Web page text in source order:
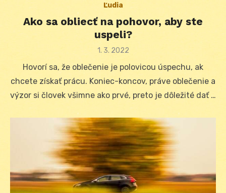
Ľudia
Ako sa obliecť na pohovor, aby ste
uspeli?
Posted
1. 3. 2022
Hovorí sa, že oblečenie je polovicou úspechu, ak
chcete získať prácu. Koniec-koncov, práve oblečenie a
výzor si človek všimne ako prvé, preto je dôležité dať …